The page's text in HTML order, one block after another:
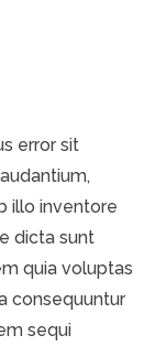
error sit
illo inventore
dicta sunt
quia voluptas
consequuntur
sequi